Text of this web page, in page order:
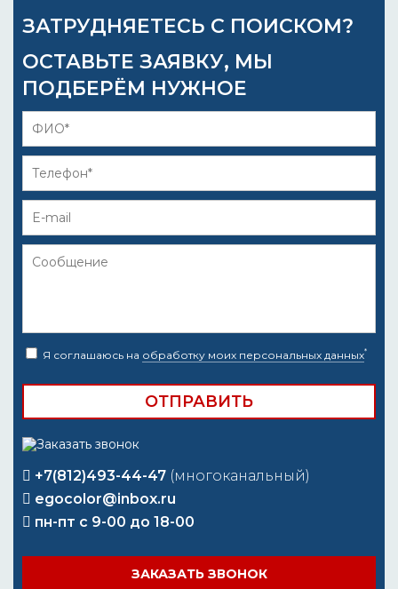
ЗАТРУДНЯЕТЕСЬ С ПОИСКОМ?
ОСТАВЬТЕ ЗАЯВКУ, МЫ
ПОДБЕРЁМ НУЖНОЕ
Я соглашаюсь на обработку моих персональных данных*
+7(812)493-44-47 (многоканальный)
egocolor@inbox.ru
пн-пт с 9-00 до 18-00
ЗАКАЗАТЬ ЗВОНОК